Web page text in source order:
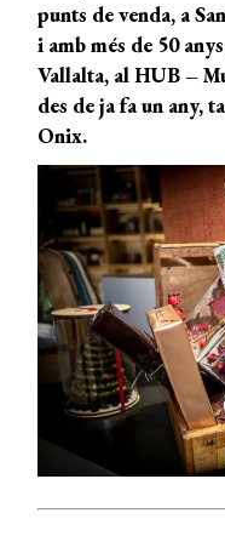
punts de venda, a
i amb més de 50
Vallalta, al HUB –
des de ja fa un any,
Onix.